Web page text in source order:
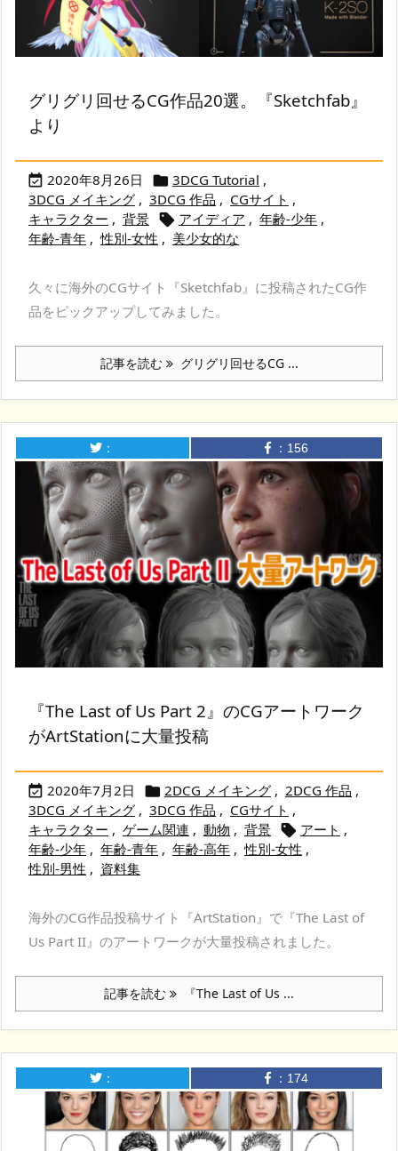
グリグリ回せるCG作品20選。『Sketchfab』
より
 2020年8月26日  3DCG Tutorial ,
3DCG メイキング , 3DCG 作品 , CGサイト ,
キャラクター , 背景  アイディア , 年齢-少年 ,
年齢-青年 , 性別-女性 , 美少女的な
久々に海外のCGサイト『Sketchfab』に投稿されたCG作
品をピックアップしてみました。
記事を読む グリグリ回せるCG ...
： ： 156
『The Last of Us Part 2』のCGアートワーク
がArtStationに大量投稿
 2020年7月2日  2DCG メイキング , 2DCG 作品 ,
3DCG メイキング , 3DCG 作品 , CGサイト ,
キャラクター , ゲーム関連 , 動物 , 背景  アート ,
年齢-少年 , 年齢-青年 , 年齢-高年 , 性別-女性 ,
性別-男性 , 資料集
海外のCG作品投稿サイト『ArtStation』で『The Last of
Us Part II』のアートワークが大量投稿されました。
記事を読む 『The Last of Us ...
： ： 174